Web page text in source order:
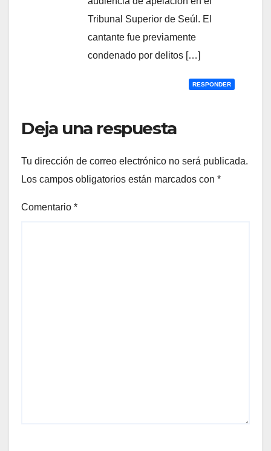
Tribunal Superior de Seúl. El
cantante fue previamente
condenado por delitos […]
RESPONDER
Deja una respuesta
Tu dirección de correo electrónico no será publicada.
Los campos obligatorios están marcados con *
Comentario *